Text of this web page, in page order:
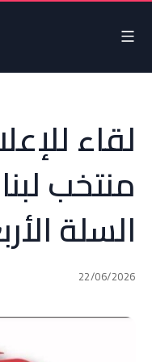
لقاء
منتخب
السلة
22/06/2026